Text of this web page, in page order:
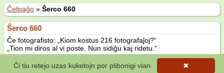
Ĉefpaĝo » Ŝerco 660
Ŝerco 660
Ĉe fotografisto: „Kiom kostus 216 fotografaĵoj?“
„Tion mi diros al vi poste. Nun sidiĝu kaj ridetu.“
Fonto: Jozef Borský, 1111 anekdotoj en Esperanto
✖
Ĉi tiu retejo uzas kuketojn por plibonigi vian